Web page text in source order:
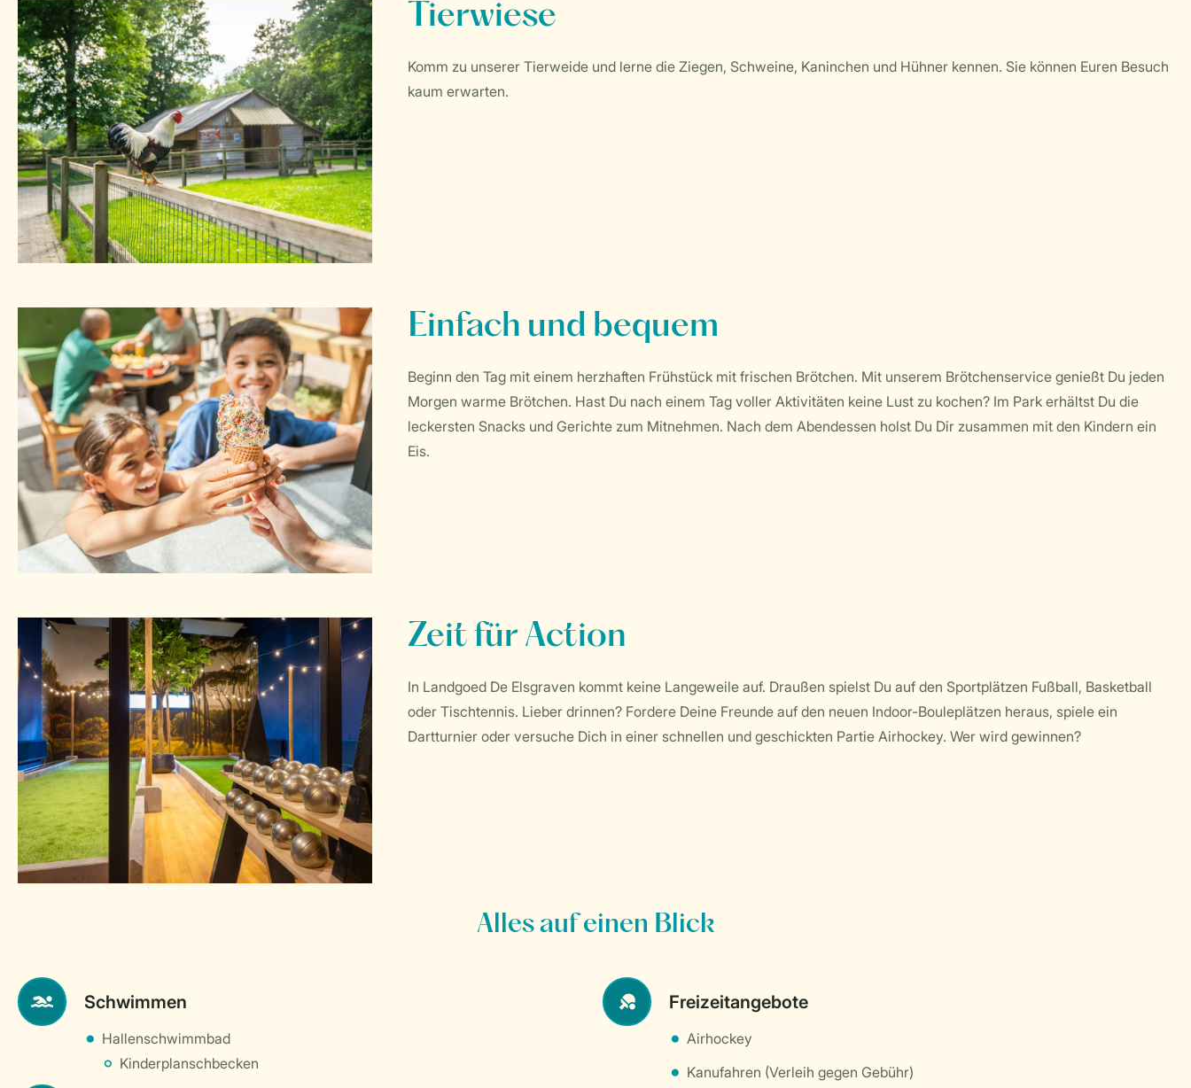
Tierwiese
Komm zu unserer Tierweide und lerne die Ziegen, Schweine, Kaninchen und Hühner kennen. Sie können Euren Besuch
kaum erwarten.
Einfach und bequem
Beginn den Tag mit einem herzhaften Frühstück mit frischen Brötchen. Mit unserem Brötchenservice genießt Du jeden
Morgen warme Brötchen. Hast Du nach einem Tag voller Aktivitäten keine Lust zu kochen? Im Park erhältst Du die
leckersten Snacks und Gerichte zum Mitnehmen. Nach dem Abendessen holst Du Dir zusammen mit den Kindern ein
Eis.
Zeit für Action
In Landgoed De Elsgraven kommt keine Langeweile auf. Draußen spielst Du auf den Sportplätzen Fußball, Basketball
oder Tischtennis. Lieber drinnen? Fordere Deine Freunde auf den neuen Indoor-Bouleplätzen heraus, spiele ein
Dartturnier oder versuche Dich in einer schnellen und geschickten Partie Airhockey. Wer wird gewinnen?
Alles auf einen Blick
Schwimmen
Hallenschwimmbad
Kinderplanschbecken
Freizeitangebote
Airhockey
Kanufahren (Verleih gegen Gebühr)